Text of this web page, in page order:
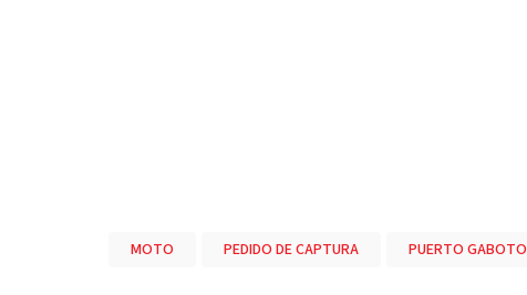
MOTO PEDIDO DE CAPTURA PUERTO GABOTO